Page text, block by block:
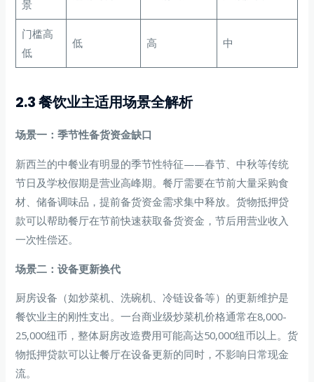
景
门槛高
低
低 高 中
2.3 餐饮业主适用场景全解析
场景一：季节性备货资金缺口
新西兰的中餐业有明显的季节性特征——春节、中秋等传统
节日及学校假期是营业高峰期。餐厅需要在节前大量采购食
材、储备调味品，提前备货资金需求集中释放。货物抵押贷
款可以帮助餐厅在节前快速获取备货资金，节后用营业收入
一次性偿还。
场景二：设备更新换代
厨房设备（如炒菜机、洗碗机、冷链设备等）的更新维护是
餐饮业主的刚性支出。一台商业级炒菜机价格通常在8,000-
25,000纽币，整体厨房改造费用可能高达50,000纽币以上。货
物抵押贷款可以让餐厅在设备更新的同时，不影响日常现金
流。